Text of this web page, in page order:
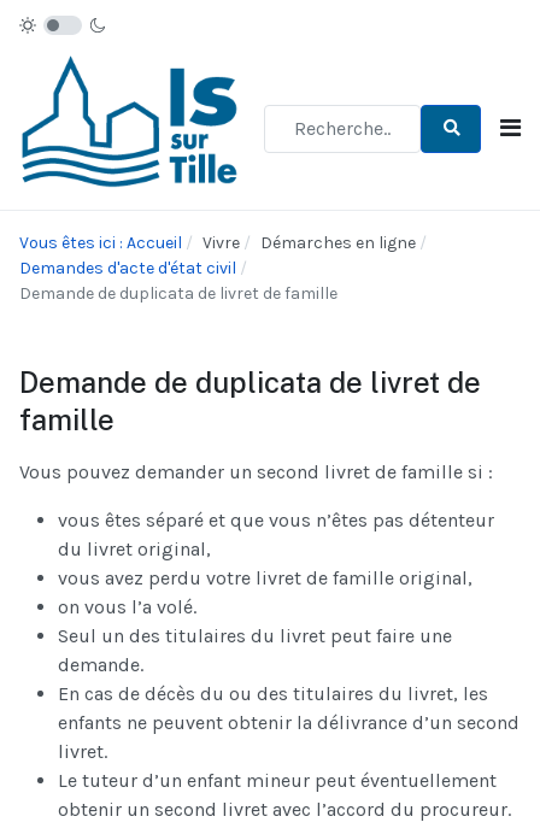
Vous êtes ici : Accueil Vivre
Démarches en ligne
Demandes d'acte d'état civil
Demande de duplicata de livret de famille
Demande de duplicata de livret de
famille
Vous pouvez demander un second livret de famille si :
vous êtes séparé et que vous n’êtes pas détenteur
du livret original,
vous avez perdu votre livret de famille original,
on vous l’a volé.
Seul un des titulaires du livret peut faire une
demande.
En cas de décès du ou des titulaires du livret, les
enfants ne peuvent obtenir la délivrance d’un second
livret.
Le tuteur d’un enfant mineur peut éventuellement
obtenir un second livret avec l’accord du procureur.